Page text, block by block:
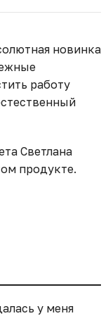
новинка
работу
Светлана
продукте.
у меня